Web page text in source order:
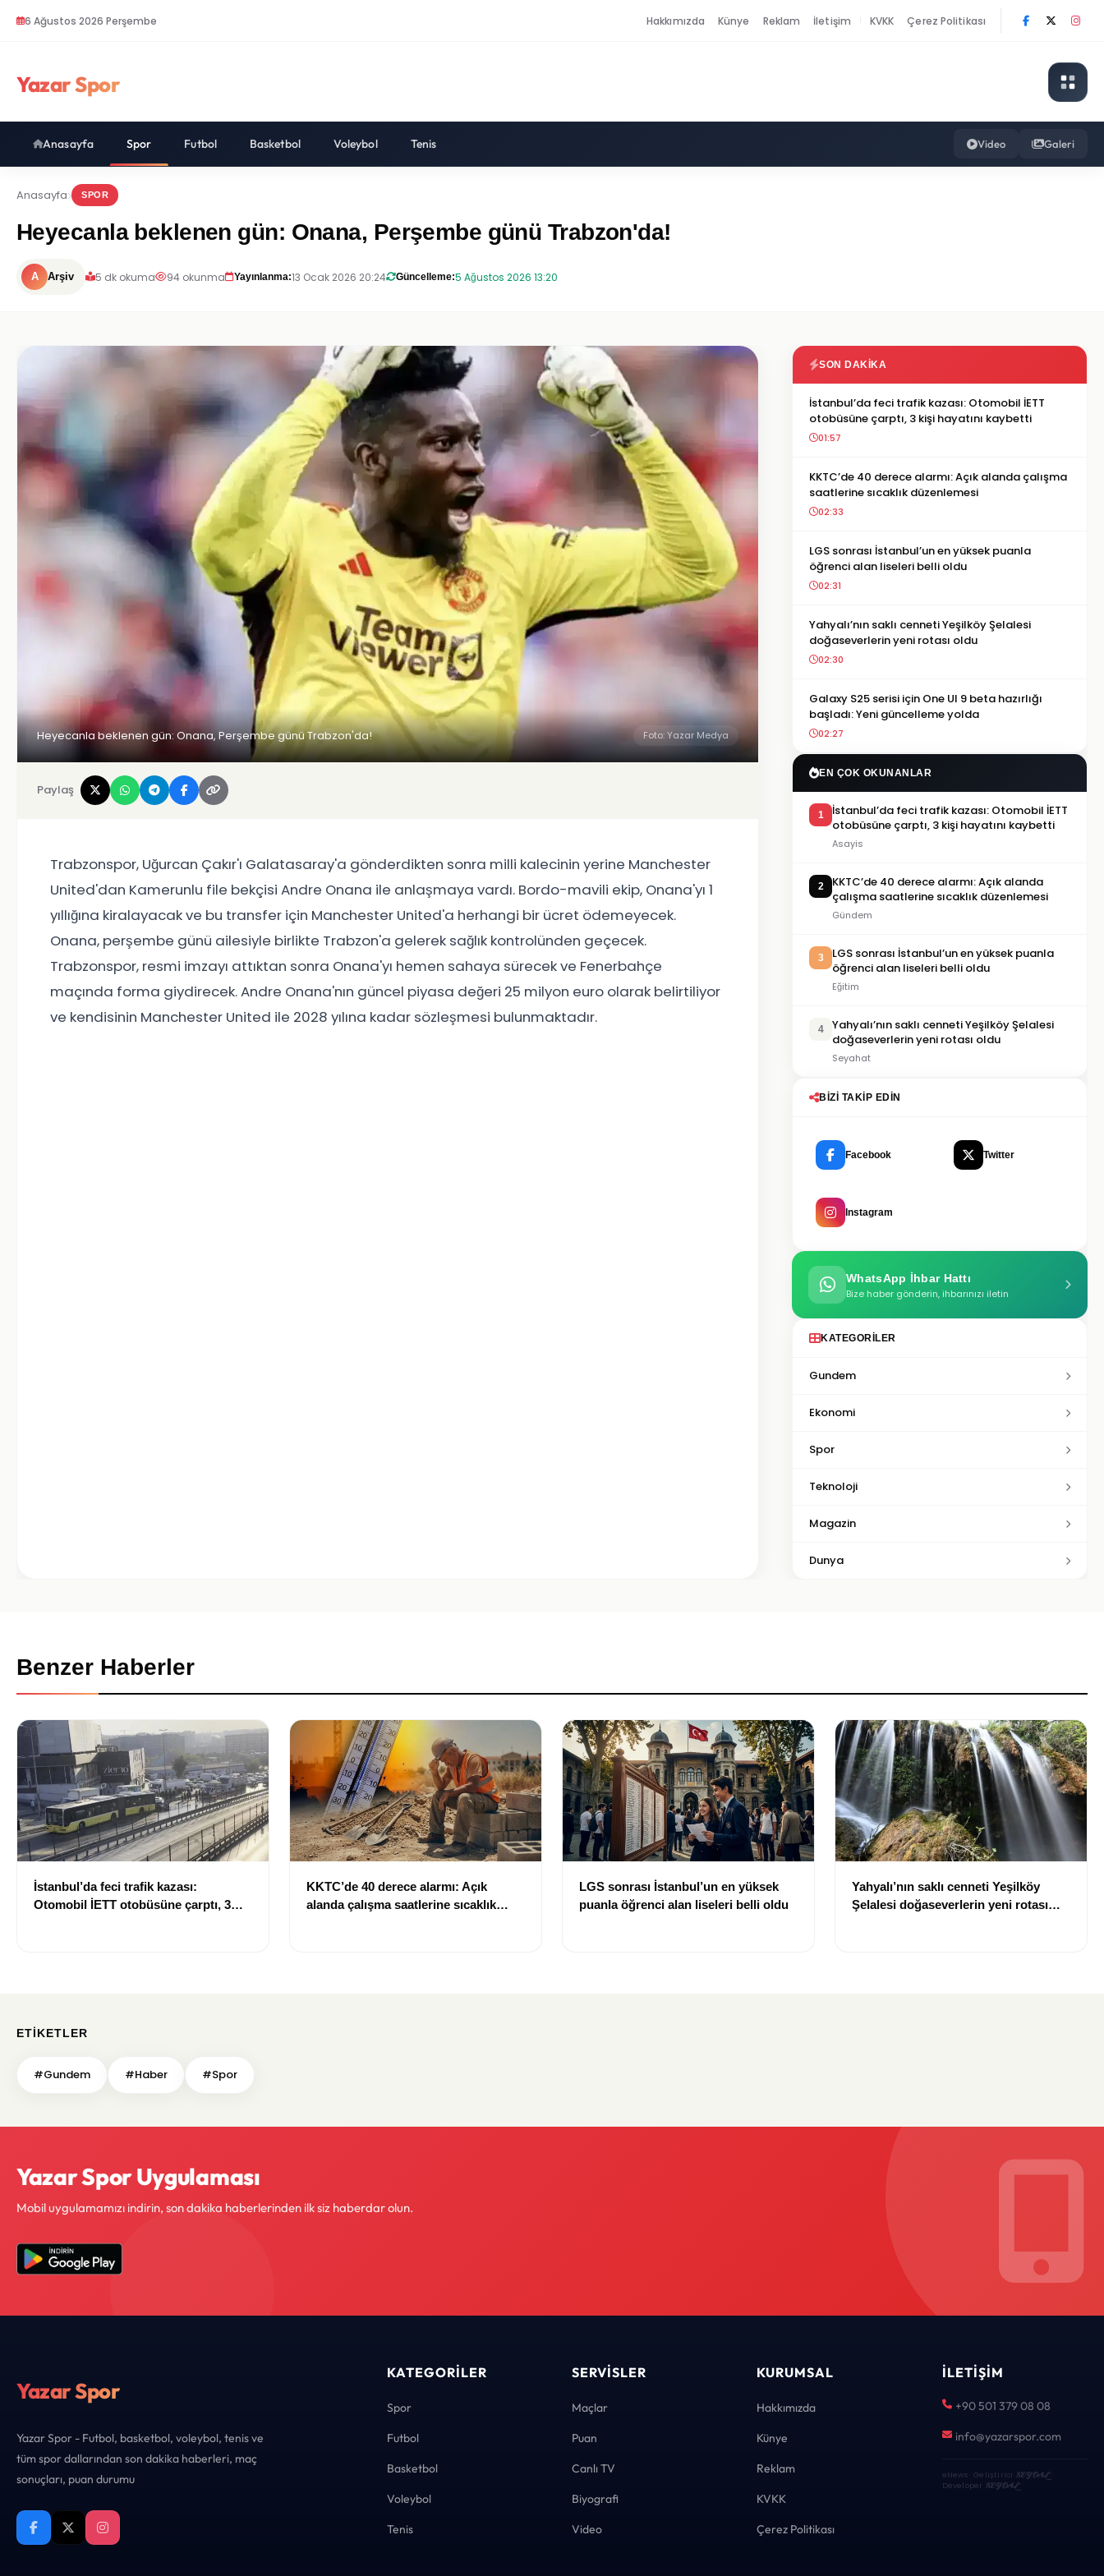
6 Ağustos 2026 Perşembe Hakkımızda Künye Reklam İletişim KVKK Çerez Politikası
Yazar Spor
Anasayfa Spor Futbol Basketbol Voleybol Tenis Video Galeri
Anasayfa SPOR
Heyecanla beklenen gün: Onana, Perşembe günü Trabzon'da!
A Arşiv 5 dk okuma 94 okunma Yayınlanma:13 Ocak 2026 20:24 Güncelleme:5 Ağustos 2026 13:20
Heyecanla beklenen gün: Onana, Perşembe günü Trabzon'da! Foto: Yazar Medya
Paylaş
Trabzonspor, Uğurcan Çakır'ı Galatasaray'a gönderdikten sonra milli kalecinin yerine Manchester
United'dan Kamerunlu file bekçisi Andre Onana ile anlaşmaya vardı. Bordo-mavili ekip, Onana'yı 1
yıllığına kiralayacak ve bu transfer için Manchester United'a herhangi bir ücret ödemeyecek.
Onana, perşembe günü ailesiyle birlikte Trabzon'a gelerek sağlık kontrolünden geçecek.
Trabzonspor, resmi imzayı attıktan sonra Onana'yı hemen sahaya sürecek ve Fenerbahçe
maçında forma giydirecek. Andre Onana'nın güncel piyasa değeri 25 milyon euro olarak belirtiliyor
ve kendisinin Manchester United ile 2028 yılına kadar sözleşmesi bulunmaktadır.
SON DAKIKA
İstanbul’da feci trafik kazası: Otomobil İETT
otobüsüne çarptı, 3 kişi hayatını kaybetti
01:57
KKTC’de 40 derece alarmı: Açık alanda çalışma
saatlerine sıcaklık düzenlemesi
02:33
LGS sonrası İstanbul’un en yüksek puanla
öğrenci alan liseleri belli oldu
02:31
Yahyalı’nın saklı cenneti Yeşilköy Şelalesi
doğaseverlerin yeni rotası oldu
02:30
Galaxy S25 serisi için One UI 9 beta hazırlığı
başladı: Yeni güncelleme yolda
02:27
EN ÇOK OKUNANLAR
1
İstanbul’da feci trafik kazası: Otomobil İETT
otobüsüne çarptı, 3 kişi hayatını kaybetti
Asayis
2
KKTC’de 40 derece alarmı: Açık alanda
çalışma saatlerine sıcaklık düzenlemesi
Gündem
3
LGS sonrası İstanbul’un en yüksek puanla
öğrenci alan liseleri belli oldu
Eğitim
4
Yahyalı’nın saklı cenneti Yeşilköy Şelalesi
doğaseverlerin yeni rotası oldu
Seyahat
BIZI TAKIP EDIN
Facebook Twitter
Instagram
WhatsApp İhbar Hattı
Bize haber gönderin, ihbarınızı iletin
KATEGORILER
Gundem
Ekonomi
Spor
Teknoloji
Magazin
Dunya
Benzer Haberler
İstanbul’da feci trafik kazası:
Otomobil İETT otobüsüne çarptı, 3
KKTC’de 40 derece alarmı: Açık
alanda çalışma saatlerine sıcaklık
LGS sonrası İstanbul’un en yüksek
puanla öğrenci alan liseleri belli oldu
Yahyalı’nın saklı cenneti Yeşilköy
Şelalesi doğaseverlerin yeni rotası
ETIKETLER
#Gundem #Haber #Spor
Yazar Spor Uygulaması
Mobil uygulamamızı indirin, son dakika haberlerinden ilk siz haberdar olun.
Yazar Spor
Yazar Spor - Futbol, basketbol, voleybol, tenis ve
tüm spor dallarından son dakika haberleri, maç
sonuçları, puan durumu
KATEGORILER
Spor
Futbol
Basketbol
Voleybol
Tenis
SERVISLER
Maçlar
Puan
Canlı TV
Biyografi
Video
KURUMSAL
Hakkımızda
Künye
Reklam
KVKK
Çerez Politikası
İLETIŞIM
+90 501 379 08 08
info@yazarspor.com
eNews · Geliştirici KEYDAL·
Developer KEYDAL